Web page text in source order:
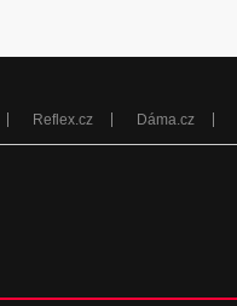
Reflex.cz Dáma.cz